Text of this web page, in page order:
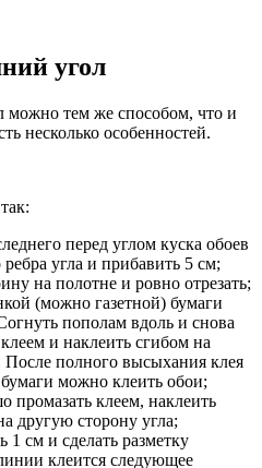
угол
тем же способом, что и
несколько особенностей.
перед углом куска обоев
ребра угла и прибавить 5 см;
на полотне и ровно отрезать;
(можно газетной) бумаги
пополам вдоль и снова
и наклеить сгибом на
После полного высыхания клея
можно клеить обои;
промазать клеем, наклеить
другую сторону угла;
1 см и сделать разметку
клеится следующее